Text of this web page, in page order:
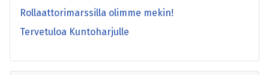
Rollaattorimarssilla olimme mekin!
Tervetuloa Kuntoharjulle